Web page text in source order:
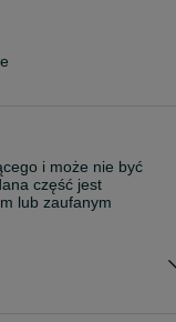
i może nie być
część jest
lub zaufanym